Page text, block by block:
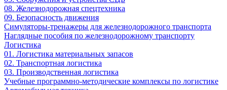
08. Железнодорожная спецтехника
09. Безопасность движения
Симуляторы-тренажеры для железнодорожного транспорта
Наглядные пособия по железнодорожному транспорту
Логистика
01. Логистика материальных запасов
02. Транспортная логистика
03. Производственная логистика
Учебные программно-методические комплексы по логистике